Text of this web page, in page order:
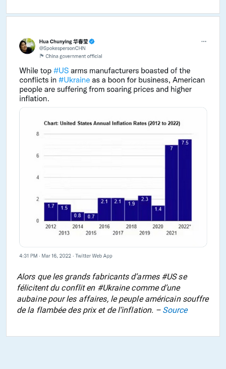
Alors que les grands fabricants d’armes #US se
félicitent du conflit en #Ukraine comme d’une
aubaine pour les affaires, le peuple américain souffre
de la flambée des prix et de l’inflation. – Source